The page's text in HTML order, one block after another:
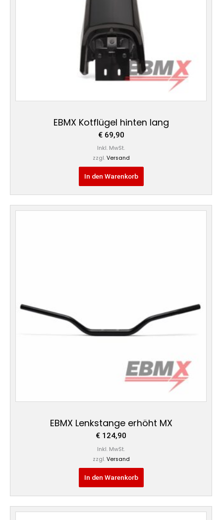
EBMX Kotflügel hinten lang
€69,90
Inkl. MwSt.
zzgl. Versand
In den Warenkorb
EBMX Lenkstange erhöht MX
€ 124,90
Inkl. MwSt.
zzgl. Versand
In den Warenkorb